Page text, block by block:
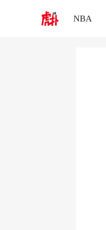
NBA